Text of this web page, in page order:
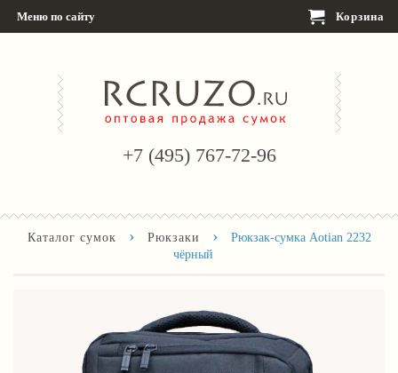
Меню по сайту Корзина
+7 (495) 767-72-96
Каталог сумок › Рюкзаки ›
Рюкзак-сумка Aotian 2232
чёрный